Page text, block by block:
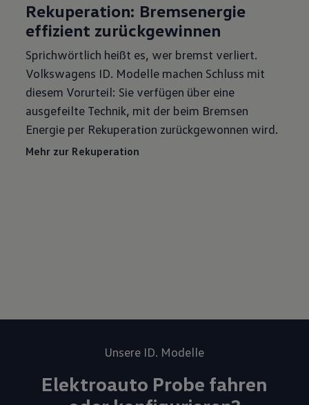
Rekuperation: Bremsenergie
effizient zurückgewinnen
Sprichwörtlich heißt es, wer bremst verliert.
Volkswagens ID. Modelle machen Schluss mit
diesem Vorurteil: Sie verfügen über eine
ausgefeilte Technik, mit der beim Bremsen
Energie per Rekuperation zurückgewonnen wird.
Mehr zur Rekuperation
Unsere ID. Modelle
Elektroauto Probe fahren